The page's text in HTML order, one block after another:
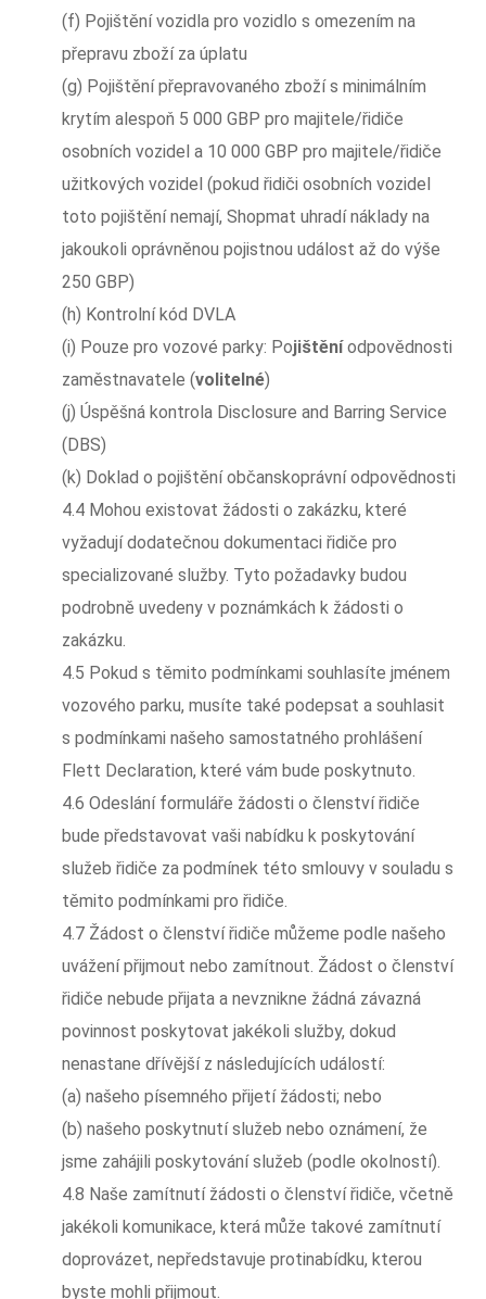
(f) Pojištění vozidla pro vozidlo s omezením na
přepravu zboží za úplatu
(g) Pojištění přepravovaného zboží s minimálním
krytím alespoň 5 000 GBP pro majitele/řidiče
osobních vozidel a 10 000 GBP pro majitele/řidiče
užitkových vozidel (pokud řidiči osobních vozidel
toto pojištění nemají, Shopmat uhradí náklady na
jakoukoli oprávněnou pojistnou událost až do výše
250 GBP)
(h) Kontrolní kód DVLA
(i) Pouze pro vozové parky: Pojištěníodpovědnosti
zaměstnavatele (volitelné)
(j) Úspěšná kontrola Disclosure and Barring Service
(DBS)
(k) Doklad o pojištění občanskoprávní odpovědnosti
4.4 Mohou existovat žádosti o zakázku, které
vyžadují dodatečnou dokumentaci řidiče pro
specializované služby. Tyto požadavky budou
podrobně uvedeny v poznámkách k žádosti o
zakázku.
4.5 Pokud s těmito podmínkami souhlasíte jménem
vozového parku, musíte také podepsat a souhlasit
s podmínkami našeho samostatného prohlášení
Flett Declaration, které vám bude poskytnuto.
4.6 Odeslání formuláře žádosti o členství řidiče
bude představovat vaši nabídku k poskytování
služeb řidiče za podmínek této smlouvy v souladu s
těmito podmínkami pro řidiče.
4.7 Žádost o členství řidiče můžeme podle našeho
uvážení přijmout nebo zamítnout. Žádost o členství
řidiče nebude přijata a nevznikne žádná závazná
povinnost poskytovat jakékoli služby, dokud
nenastane dřívější z následujících událostí:
(a) našeho písemného přijetí žádosti; nebo
(b) našeho poskytnutí služeb nebo oznámení, že
jsme zahájili poskytování služeb (podle okolností).
4.8 Naše zamítnutí žádosti o členství řidiče, včetně
jakékoli komunikace, která může takové zamítnutí
doprovázet, nepředstavuje protinabídku, kterou
byste mohli přijmout.